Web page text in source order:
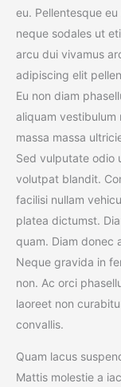
eu. Pellentesque
neque sodales ut
arcu dui vivamus
adipiscing elit
Eu non diam
aliquam vestibulum
massa massa
Sed vulputate odio
volutpat blandit.
facilisi nullam
platea dictumst.
quam. Diam donec
Neque gravida in
non. Ac orci
laoreet non
convallis.
Quam lacus
Mattis molestie a